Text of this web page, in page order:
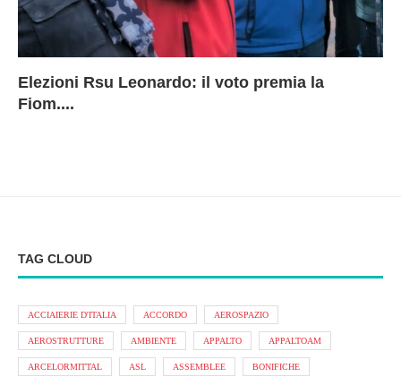
Elezioni Rsu Leonardo: il voto premia la
Fiom....
TAG CLOUD
ACCIAIERIE D'ITALIA ACCORDO AEROSPAZIO
AEROSTRUTTURE AMBIENTE APPALTO APPALTOAM
ARCELORMITTAL ASL ASSEMBLEE BONIFICHE